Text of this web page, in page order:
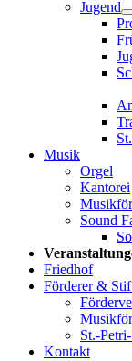
Jugend
Musik
Orgel
Kantorei
Sound
Friedhof
Förderer &
St.-
Kontakt